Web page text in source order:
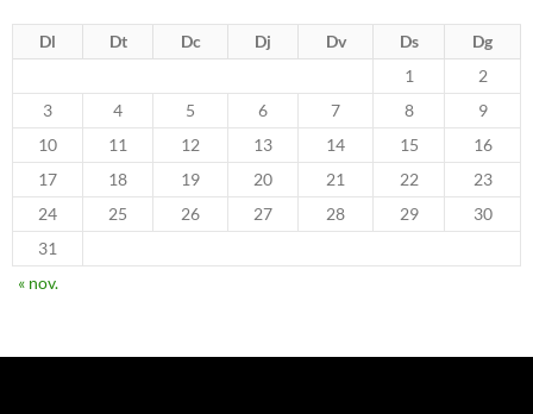
Dl Dt Dc Dj Dv Ds
Dg
1
2
3
4 5 6 7 8
9
10
11 12 13 14 15
16
17
18 19 20 21 22
23
24
25 26 27 28 29
30
31
« nov.